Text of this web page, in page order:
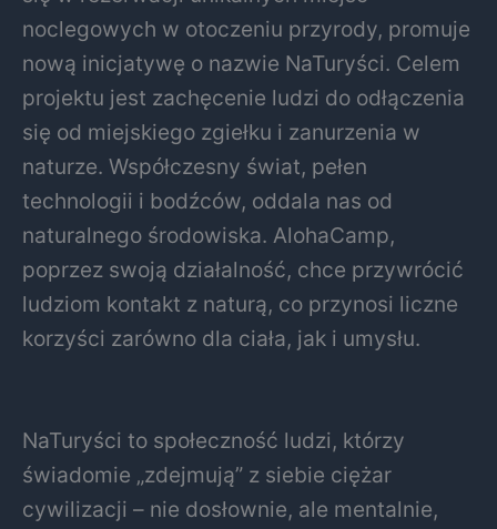
noclegowych w otoczeniu przyrody, promuje
nową inicjatywę o nazwie NaTuryści. Celem
projektu jest zachęcenie ludzi do odłączenia
się od miejskiego zgiełku i zanurzenia w
naturze. Współczesny świat, pełen
technologii i bodźców, oddala nas od
naturalnego środowiska. AlohaCamp,
poprzez swoją działalność, chce przywrócić
ludziom kontakt z naturą, co przynosi liczne
korzyści zarówno dla ciała, jak i umysłu.
NaTuryści to społeczność ludzi, którzy
świadomie „zdejmują” z siebie ciężar
cywilizacji – nie dosłownie, ale mentalnie,